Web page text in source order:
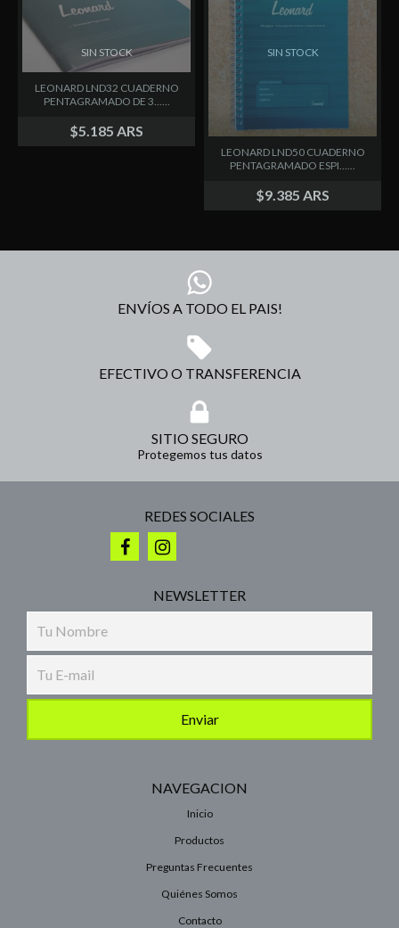
SIN STOCK
LEONARD LND32 CUADERNO
PENTAGRAMADO DE 3......
$5.185 ARS
SIN STOCK
LEONARD LND50 CUADERNO
PENTAGRAMADO ESPI......
$9.385 ARS
ENVÍOS A TODO EL PAIS!
EFECTIVO O TRANSFERENCIA
SITIO SEGURO
Protegemos tus datos
REDES SOCIALES
NEWSLETTER
NAVEGACION
Inicio
Productos
Preguntas Frecuentes
Quiénes Somos
Contacto